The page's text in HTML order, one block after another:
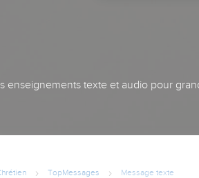
enseignements texte et audio pour
TopMessages Message texte